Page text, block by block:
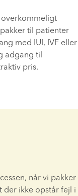
til patienter
med IUI, IVF eller
adgang til
pris.
når vi pakker
der ikke opstår fejl i